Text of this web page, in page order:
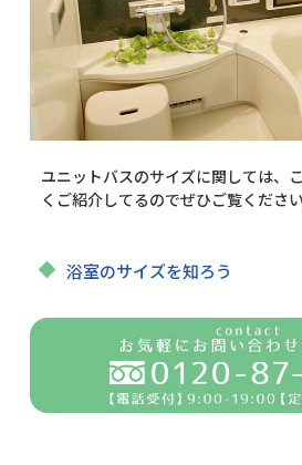
ユニットバスのサイズに関しては、
くご紹介してるのでぜひご覧ください
浴室のサイズを知ろう